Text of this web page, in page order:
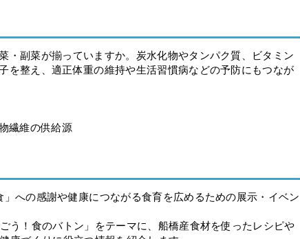
・副菜が揃っていますか。炭水化物やタンパク質、ビタミン
を整え、適正体重の維持や生活習慣病などの予防にもつなが
繊維の供給源
への感謝や健康につながる食育を広めるための展示・イベン
う！食のバトン」をテーマに、船橋産食材を使ったレシピや